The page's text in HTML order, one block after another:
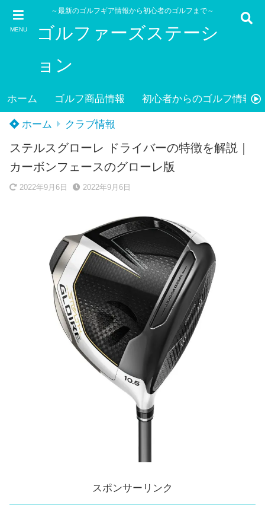
MENU
～最新のゴルフギア情報から初心者のゴルフまで～
ゴルファーズステーシ
ョン
ホーム ゴルフ商品情報 初心者からのゴルフ情報
ホーム クラブ情報
ステルスグローレ ドライバーの特徴を解説｜
カーボンフェースのグローレ版
2022年9月6日 2022年9月6日
スポンサーリンク